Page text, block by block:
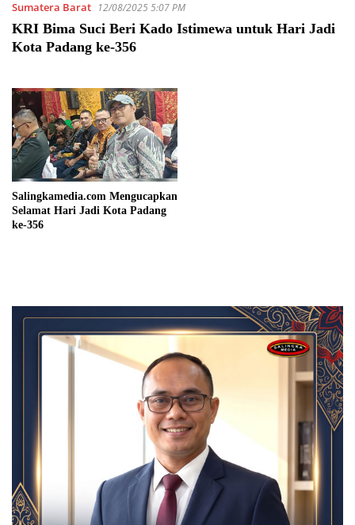
Sumatera Barat 12/08/2025 5:07 PM
KRI Bima Suci Beri Kado Istimewa untuk Hari Jadi
Kota Padang ke-356
Salingkamedia.com Mengucapkan
Selamat Hari Jadi Kota Padang
ke-356